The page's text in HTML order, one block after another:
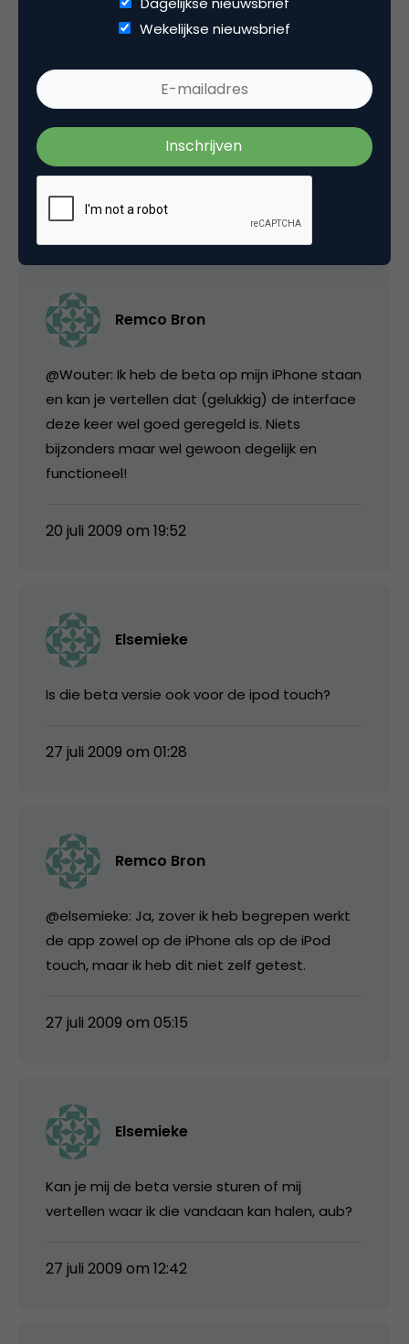
Wouter Boon
Ik hoop dat die app gebruiksvriendelijker is dan
de reguliere website, want die zuigt echt zo
hard als een Nilfisk. Daar heb ik me al zo
ontzettend vaak over zitten te verbazen…
20 juli 2009 om 11:28
Remco Bron
@Wouter: Ik heb de beta op mijn iPhone staan
en kan je vertellen dat (gelukkig) de interface
deze keer wel goed geregeld is. Niets
bijzonders maar wel gewoon degelijk en
functioneel!
20 juli 2009 om 19:52
Elsemieke
Is die beta versie ook voor de ipod touch?
27 juli 2009 om 01:28
Remco Bron
@elsemieke: Ja, zover ik heb begrepen werkt
de app zowel op de iPhone als op de iPod
touch, maar ik heb dit niet zelf getest.
27 juli 2009 om 05:15
Elsemieke
Kan je mij de beta versie sturen of mij
vertellen waar ik die vandaan kan halen, aub?
27 juli 2009 om 12:42
Wekelijkse nieuwsbrief